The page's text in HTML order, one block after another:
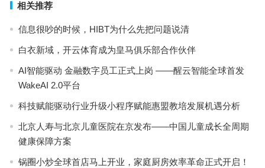
相关推荐
信息很吵的时候，HIBT为什么先把问题说清
白衣新域，开云体育成为皇马俱乐部合作伙伴
AI智能驱动 金融数字员工正式上岗 ——醒云智能全球首发
WakeAI 2.0平台
科技赋能驱动行业升级小程序赋能惠盟教培发展机遇分析
北京人寿与北京儿童医院在京发布——中国儿童成长全周期
健康保障方案
锅圈小炒全球首店马上开业，家庭厨房效率革命正式开启！